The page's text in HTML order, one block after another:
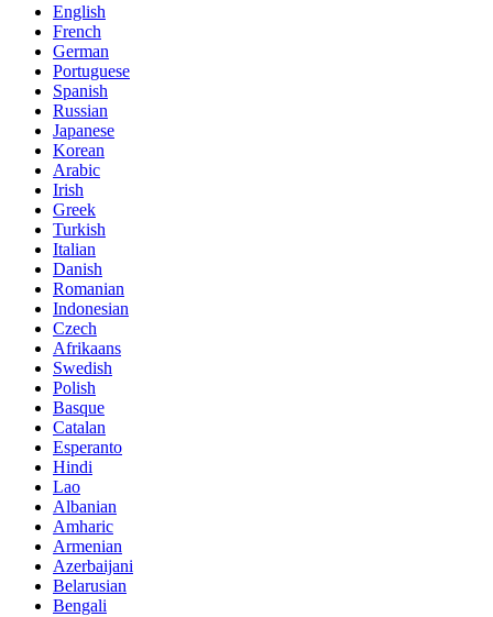
English
French
German
Portuguese
Spanish
Russian
Japanese
Korean
Arabic
Irish
Greek
Turkish
Italian
Danish
Romanian
Indonesian
Czech
Afrikaans
Swedish
Polish
Basque
Catalan
Esperanto
Hindi
Lao
Albanian
Amharic
Armenian
Azerbaijani
Belarusian
Bengali